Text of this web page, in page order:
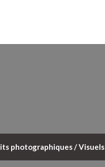
photographiques / Visuels